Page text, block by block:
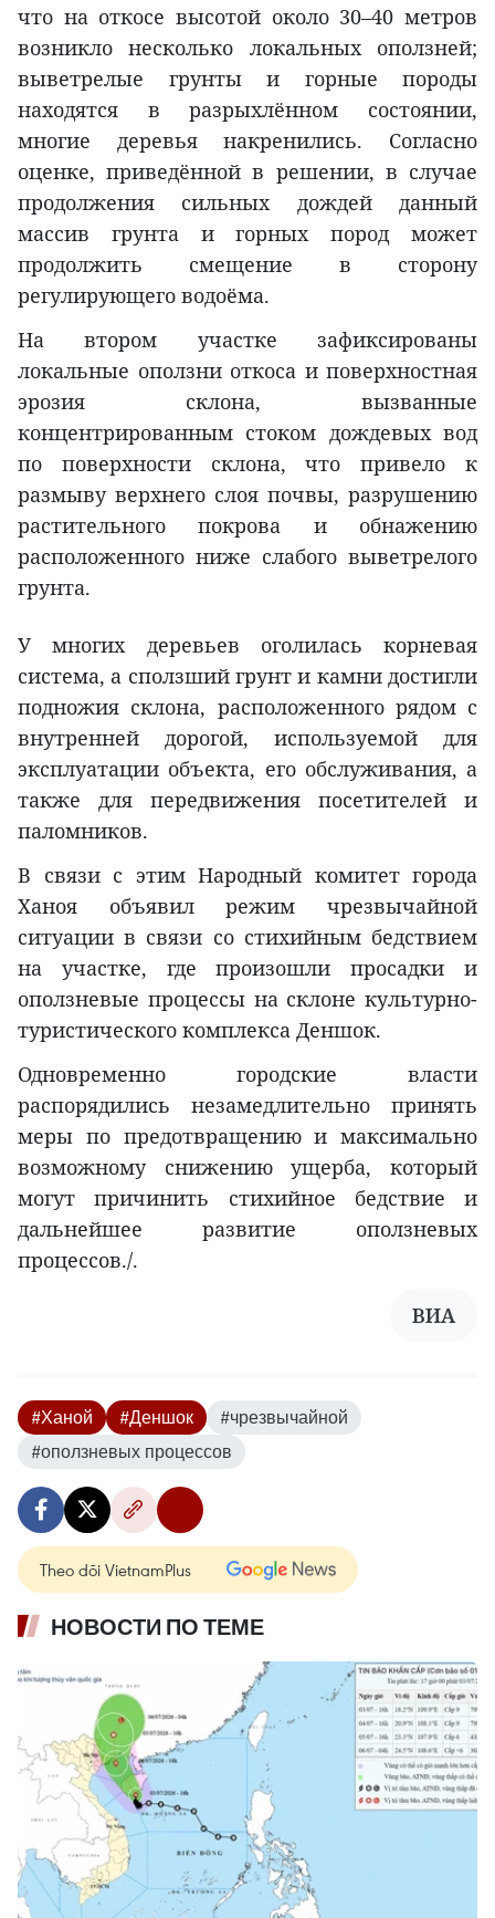
что на откосе высотой около 30–40 метров
возникло несколько локальных оползней;
выветрелые грунты и горные породы
находятся в разрыхлённом состоянии,
многие деревья накренились. Согласно
оценке, приведённой в решении, в случае
продолжения сильных дождей данный
массив грунта и горных пород может
продолжить смещение в сторону
регулирующего водоёма.
На втором участке зафиксированы
локальные оползни откоса и поверхностная
эрозия склона, вызванные
концентрированным стоком дождевых вод
по поверхности склона, что привело к
размыву верхнего слоя почвы, разрушению
растительного покрова и обнажению
расположенного ниже слабого выветрелого
грунта.
У многих деревьев оголилась корневая
система, а сползший грунт и камни достигли
подножия склона, расположенного рядом с
внутренней дорогой, используемой для
эксплуатации объекта, его обслуживания, а
также для передвижения посетителей и
паломников.
В связи с этим Народный комитет города
Ханоя объявил режим чрезвычайной
ситуации в связи со стихийным бедствием
на участке, где произошли просадки и
оползневые процессы на склоне культурно-
туристического комплекса Деншок.
Одновременно городские власти
распорядились незамедлительно принять
меры по предотвращению и максимально
возможному снижению ущерба, который
могут причинить стихийное бедствие и
дальнейшее развитие оползневых
процессов./.
ВИA
#Ханой #Деншок
#чрезвычайной
#оползневых процессов
Theo dõi VietnamPlus
НОВОСТИ ПО ТЕМЕ